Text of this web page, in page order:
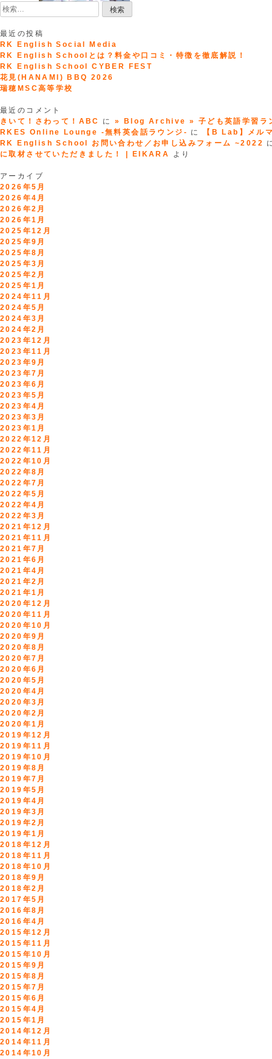
検
索:
最近の投稿
RK English Social Media
RK English Schoolとは？料金や口コミ・特徴を徹底解説！
RK English School CYBER FEST
花見(HANAMI) BBQ 2026
瑞穂MSC高等学校
最近のコメント
きいて！さわって！ABC
に» Blog Archive » 子ども英語学習ラ
RKES Online Lounge -無料英会話ラウンジ- に
【B Lab】メ
RK English School お問い合わせ／お申し込みフォーム ~2022
に取材させていただきました！ | EIKARA
より
アーカイブ
2026年5月
2026年4月
2026年2月
2026年1月
2025年12月
2025年9月
2025年8月
2025年3月
2025年2月
2025年1月
2024年11月
2024年5月
2024年3月
2024年2月
2023年12月
2023年11月
2023年9月
2023年7月
2023年6月
2023年5月
2023年4月
2023年3月
2023年1月
2022年12月
2022年11月
2022年10月
2022年8月
2022年7月
2022年5月
2022年4月
2022年3月
2021年12月
2021年11月
2021年7月
2021年6月
2021年4月
2021年2月
2021年1月
2020年12月
2020年11月
2020年10月
2020年9月
2020年8月
2020年7月
2020年6月
2020年5月
2020年4月
2020年3月
2020年2月
2020年1月
2019年12月
2019年11月
2019年10月
2019年8月
2019年7月
2019年5月
2019年4月
2019年3月
2019年2月
2019年1月
2018年12月
2018年11月
2018年10月
2018年9月
2018年2月
2017年5月
2016年8月
2016年4月
2015年12月
2015年11月
2015年10月
2015年9月
2015年8月
2015年7月
2015年6月
2015年4月
2015年1月
2014年12月
2014年11月
2014年10月